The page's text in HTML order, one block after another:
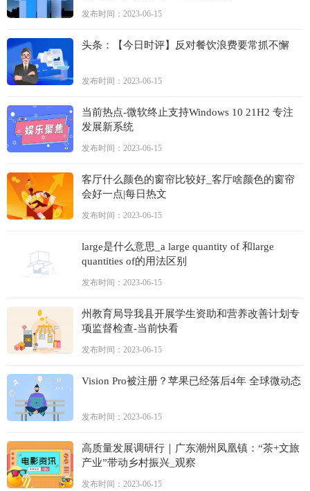
发布时间：2023-06-15
头条：【今日时评】反对餐饮浪费要常抓不懈
发布时间：2023-06-15
当前热点-微软终止支持Windows 10 21H2 专注
发展新系统
发布时间：2023-06-15
客厅什么颜色的窗帘比较好_客厅啥颜色的窗帘
会好一点|每日热文
发布时间：2023-06-15
large是什么意思_a large quantity of 和large
quantities of的用法区别
发布时间：2023-06-15
州教育局导我县开展学生资助和营养改善计划专
项监督检查-当前快看
发布时间：2023-06-15
Vision Pro被注册？苹果已经落后4年 全球微动态
发布时间：2023-06-15
高质量发展调研行｜广东潮州凤凰镇：“茶+文旅
产业”带动乡村振兴_观察
发布时间：2023-06-15